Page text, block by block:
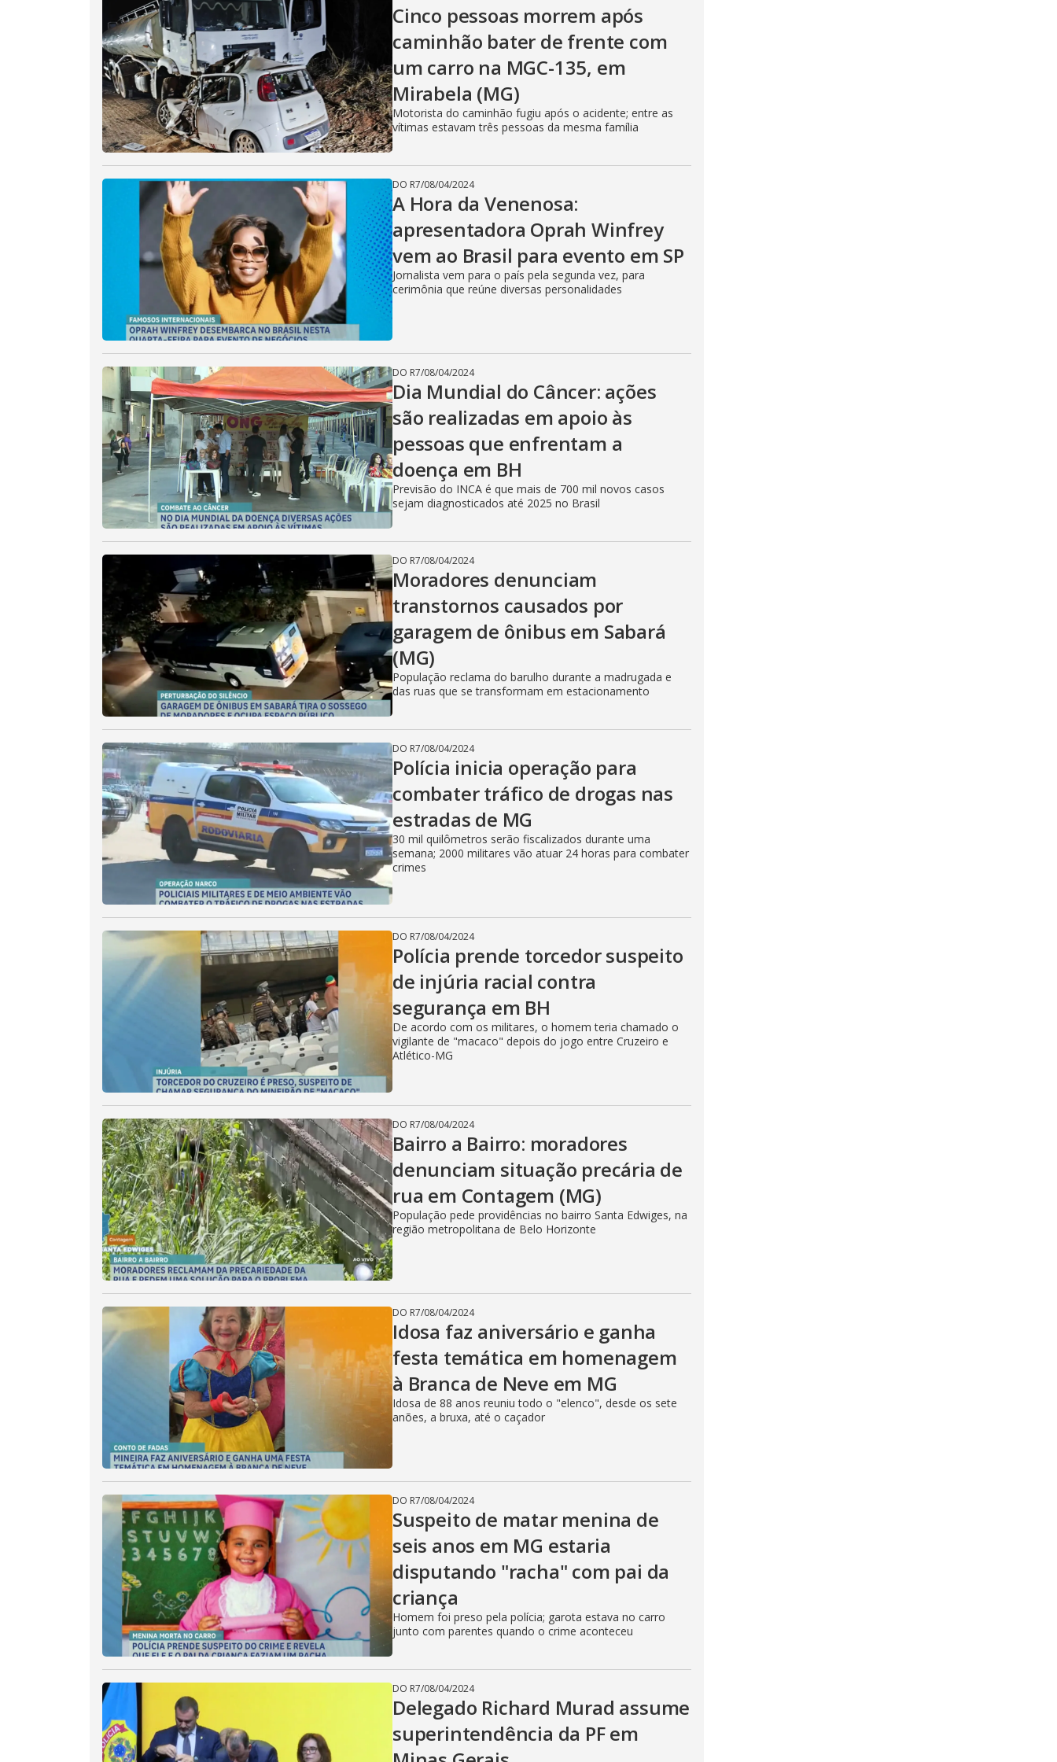
i
d
e
o
Cinco pessoas morrem após
caminhão bater de frente com
um carro na MGC-135, em
Mirabela (MG)
Motorista do caminhão fugiu após o acidente; entre as
vítimas estavam três pessoas da mesma família
DO R7/08/04/2024
A Hora da Venenosa:
apresentadora Oprah Winfrey
vem ao Brasil para evento em SP
Jornalista vem para o país pela segunda vez, para
cerimônia que reúne diversas personalidades
DO R7/08/04/2024
Dia Mundial do Câncer: ações
são realizadas em apoio às
pessoas que enfrentam a
doença em BH
Previsão do INCA é que mais de 700 mil novos casos
sejam diagnosticados até 2025 no Brasil
DO R7/08/04/2024
Moradores denunciam
transtornos causados por
garagem de ônibus em Sabará
(MG)
População reclama do barulho durante a madrugada e
das ruas que se transformam em estacionamento
DO R7/08/04/2024
Polícia inicia operação para
combater tráfico de drogas nas
estradas de MG
30 mil quilômetros serão fiscalizados durante uma
semana; 2000 militares vão atuar 24 horas para combater
crimes
DO R7/08/04/2024
Polícia prende torcedor suspeito
de injúria racial contra
segurança em BH
De acordo com os militares, o homem teria chamado o
vigilante de "macaco" depois do jogo entre Cruzeiro e
Atlético-MG
DO R7/08/04/2024
Bairro a Bairro: moradores
denunciam situação precária de
rua em Contagem (MG)
População pede providências no bairro Santa Edwiges, na
região metropolitana de Belo Horizonte
DO R7/08/04/2024
Idosa faz aniversário e ganha
festa temática em homenagem
à Branca de Neve em MG
Idosa de 88 anos reuniu todo o "elenco", desde os sete
anões, a bruxa, até o caçador
DO R7/08/04/2024
Suspeito de matar menina de
seis anos em MG estaria
disputando "racha" com pai da
criança
Homem foi preso pela polícia; garota estava no carro
junto com parentes quando o crime aconteceu
DO R7/08/04/2024
Delegado Richard Murad assume
superintendência da PF em